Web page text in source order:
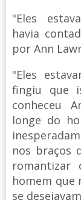
"Eles
havia
por Ann
"Eles
fingiu que
conheceu
longe do
nos braços
romantizar
homem que
se